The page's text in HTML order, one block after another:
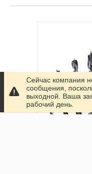
Сейчас компания
сообщения,
выходной. Ваша
рабочий день.